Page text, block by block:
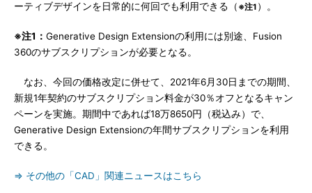
ーティブデザインを日常的に何回でも利用できる（ ※注1 ）。
※注1： Generative Design Extensionの利用には別途、Fusion
360のサブスクリプションが必要となる。
なお、今回の価格改定に併せて、2021年6月30日までの期間、
新規1年契約のサブスクリプション料金が30％オフとなるキャン
ペーンを実施。期間中であれば18万8650円（税込み）で、
Generative Design Extensionの年間サブスクリプションを利用
できる。
⇒ その他の「CAD」関連ニュースはこちら